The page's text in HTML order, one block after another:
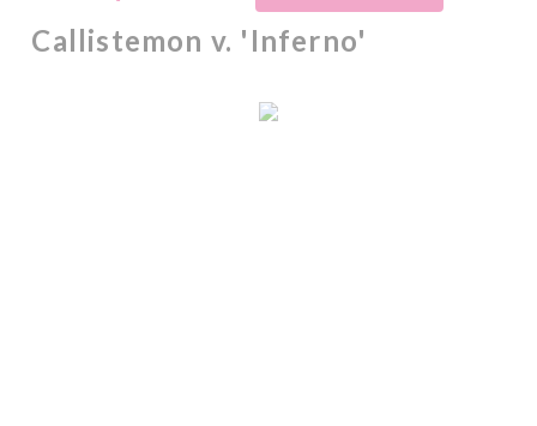
Callistemon v. 'Inferno'